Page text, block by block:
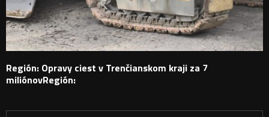
Región: Opravy ciest v Trenčianskom kraji za 7
miliónovRegión: